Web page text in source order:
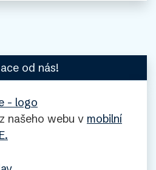
od nás!
našeho webu v mobilní